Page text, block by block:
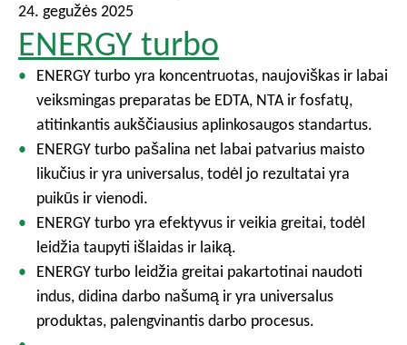
24. gegužės 2025
ENERGY turbo
ENERGY turbo yra koncentruotas, naujoviškas ir labai
veiksmingas preparatas be EDTA, NTA ir fosfatų,
atitinkantis aukščiausius aplinkosaugos standartus.
ENERGY turbo pašalina net labai patvarius maisto
likučius ir yra universalus, todėl jo rezultatai yra
puikūs ir vienodi.
ENERGY turbo yra efektyvus ir veikia greitai, todėl
leidžia taupyti išlaidas ir laiką.
ENERGY turbo leidžia greitai pakartotinai naudoti
indus, didina darbo našumą ir yra universalus
produktas, palengvinantis darbo procesus.